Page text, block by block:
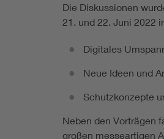
Die Diskussionen
21. und 22. Juni 2022
Digitales
Neue Ideen und
Schutzkonzepte
Neben den Vorträgen
großen messeartigen